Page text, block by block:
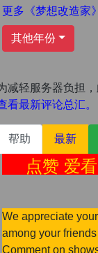
更多《梦想改造家
其他年份
减轻服务器负担
看最新评论总汇。
帮助 最新
点赞 爱看
We appreciate
among your
Comment on